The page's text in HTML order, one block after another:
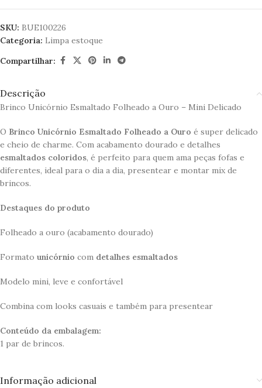
SKU: BUE100226
Categoria: Limpa estoque
Compartilhar:
Descrição
Brinco Unicórnio Esmaltado Folheado a Ouro – Mini Delicado
O Brinco Unicórnio Esmaltado Folheado a Ouro é super delicado
e cheio de charme. Com acabamento dourado e detalhes
esmaltados coloridos, é perfeito para quem ama peças fofas e
diferentes, ideal para o dia a dia, presentear e montar mix de
brincos.
Destaques do produto
Folheado a ouro (acabamento dourado)
Formato unicórnio com detalhes esmaltados
Modelo mini, leve e confortável
Combina com looks casuais e também para presentear
Conteúdo da embalagem:
1 par de brincos.
Informação adicional